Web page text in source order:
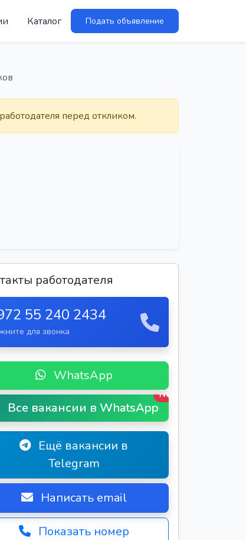
Каталог Подать объявление
перед откликом.
работодателя
55 240 2434
для звонка
WhatsApp
Все вакансии в WhatsApp
New
Ещё вакансии в
Telegram
Написать email
Показать номер